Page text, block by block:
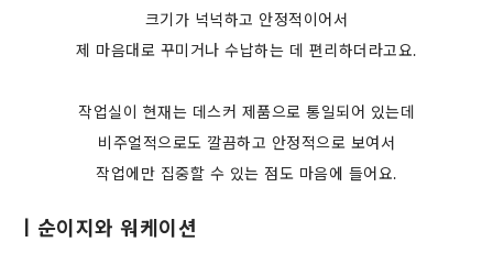
크기가 넉넉하고 안정적이어서
제 마음대로 꾸미거나 수납하는 데 편리하더라고요.
작업실이 현재는 데스커 제품으로 통일되어 있는데
비주얼적으로도 깔끔하고 안정적으로 보여서
작업에만 집중할 수 있는 점도 마음에 들어요.
순이지와 워케이션